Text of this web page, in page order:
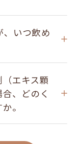
、いつ飲め
エキス顆
、どのく
。